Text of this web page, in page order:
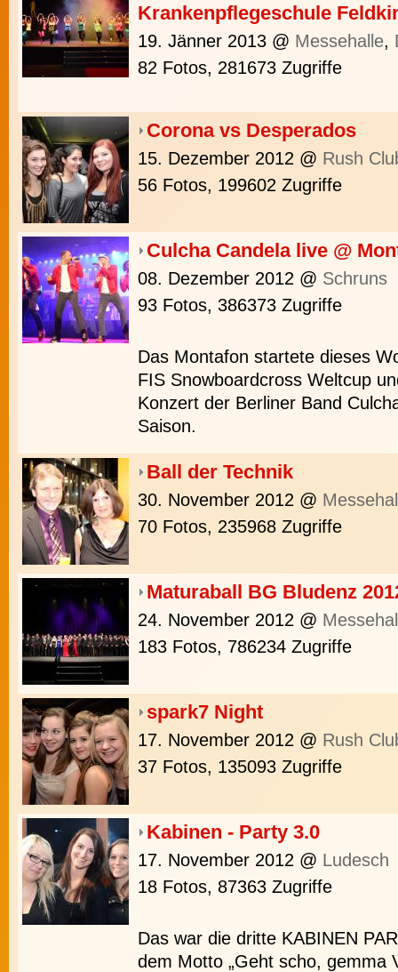
Krankenpflegeschule
19. Jänner 2013 @ Messehalle,
82 Fotos, 281673 Zugriffe
Corona vs Desperados
15. Dezember 2012 @ Rush
56 Fotos, 199602 Zugriffe
Culcha Candela live @
08. Dezember 2012 @ Schruns
93 Fotos, 386373 Zugriffe
Das Montafon startete dieses
FIS Snowboardcross Weltcup
Konzert der Berliner Band
Saison.
Ball der Technik
30. November 2012 @
70 Fotos, 235968 Zugriffe
Maturaball BG Bludenz
24. November 2012 @
183 Fotos, 786234 Zugriffe
spark7 Night
17. November 2012 @ Rush
37 Fotos, 135093 Zugriffe
Kabinen - Party 3.0
17. November 2012 @ Ludesch
18 Fotos, 87363 Zugriffe
Das war die dritte KABINEN
dem Motto „Geht scho, gemma